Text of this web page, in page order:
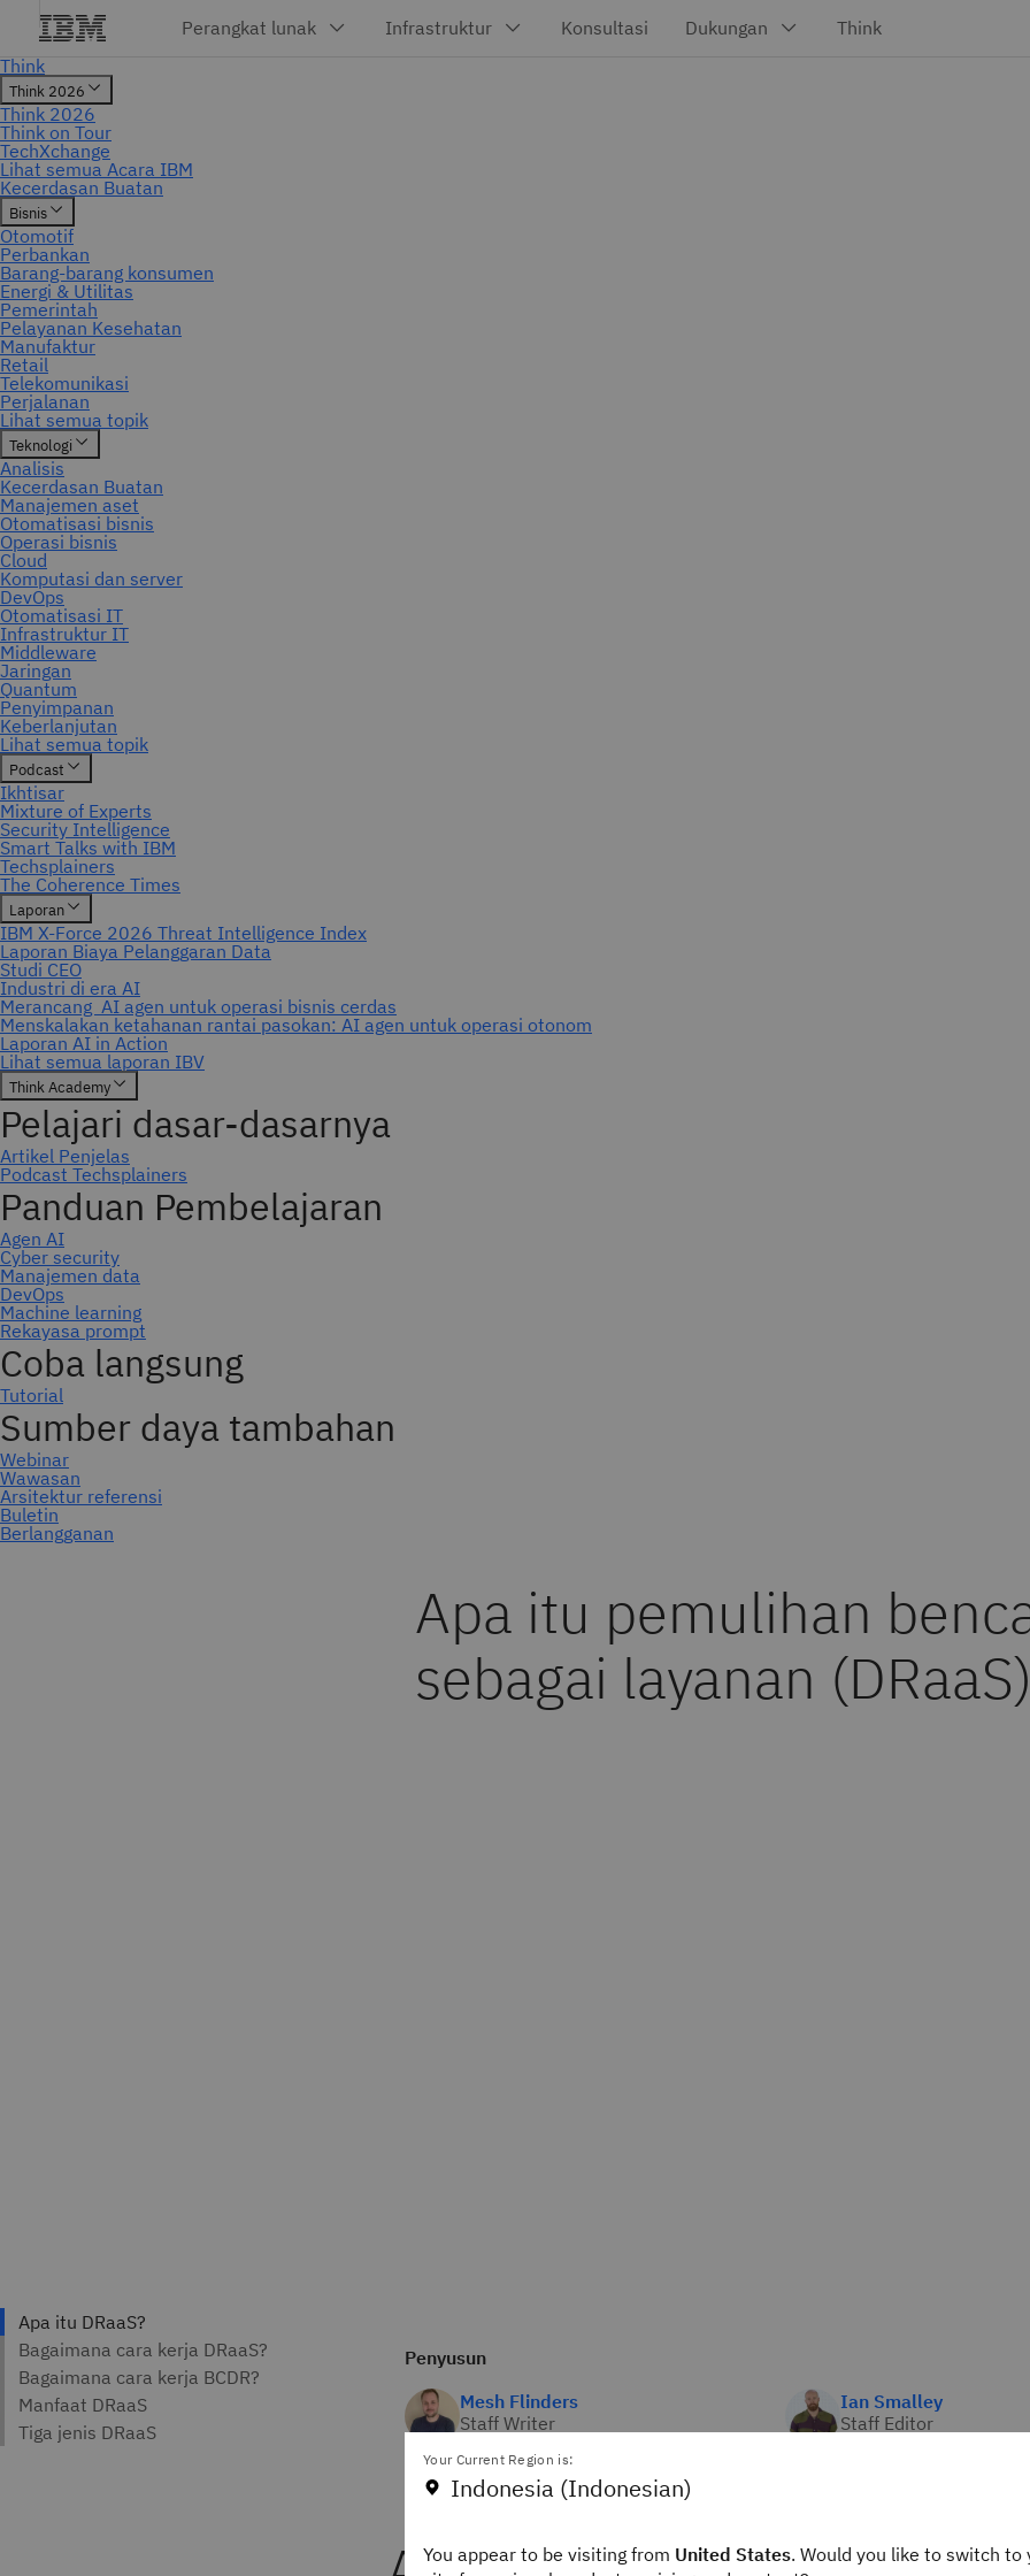
Berlangganan
Apa itu pemulihan
sebagai layanan
Penyusun
Mesh Flinders
Staff Writer
Ian Smalley
Staff Editor
Your Current Region is:
Indonesia (Indonesian)
You appear to be visiting from United States. Would you like to switch to